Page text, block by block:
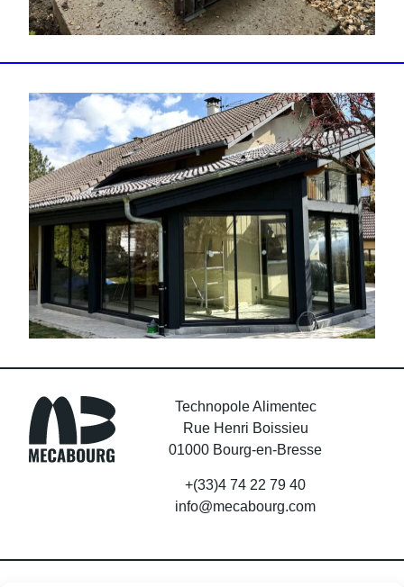
Technopole Alimentec
Rue Henri Boissieu
01000 Bourg-en-Bresse
+(33)4 74 22 79 40
info@mecabourg.com